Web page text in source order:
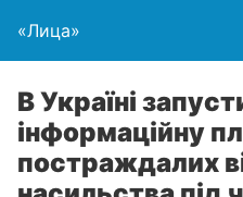
«Лица»
В Україні
інформаційну
постраждалих